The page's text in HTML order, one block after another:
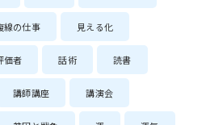
線の仕事 見える化
価者 話術 読書
講師講座 講演会